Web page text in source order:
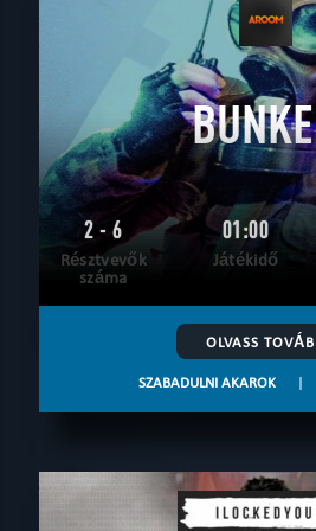
2 - 6
Résztvevők
száma
01:00
Játékidő
OLVASS
SZABADULNI AKAROK |